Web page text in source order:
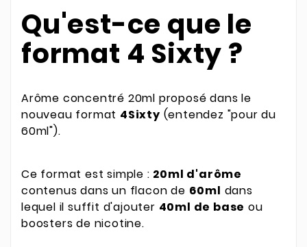
Qu'est-ce que le
format 4 Sixty ?
Arôme concentré 20ml proposé dans le
nouveau format 4Sixty (entendez "pour du
60ml").
Ce format est simple : 20ml d'arôme
contenus dans un flacon de 60ml dans
lequel il suffit d'ajouter 40ml de base ou
boosters de nicotine.